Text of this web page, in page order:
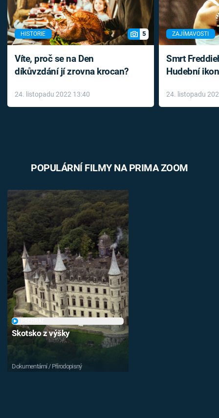
HISTORIE 5
Víte, proč se na Den
díkůvzdání jí zrovna krocan?
24. listopadu 2022 13:40
ZAJÍMAVOSTI
Smrt
Hudební
léky
24. listopadu
POPULÁRNÍ FILMY NA PRIMA ZOOM
Skotsko z výšky
Dokumentární / Přírodopisný